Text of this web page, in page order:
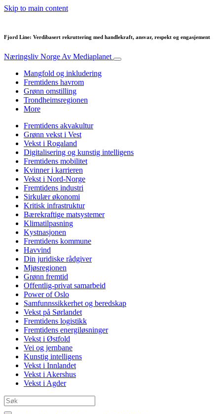
Skip to main content
Fjord Line: Verdibasert rekruttering med handlekraft, ansvar, respekt og engasjement
Næringsliv Norge Av Mediaplanet
Mangfold og inkludering
Fremtidens havrom
Grønn omstilling
Trondheimsregionen
More
Fremtidens akvakultur
Grønn vekst i Vest
Vekst i Rogaland
Digitalisering og kunstig intelligens
Fremtidens mobilitet
Kvinner i karrieren
Vekst i Nord-Norge
Fremtidens industri
Sirkulær økonomi
Kritisk infrastruktur
Bærekraftige matsystemer
Klimatilpasning
Kystnasjonen
Fremtidens kommune
Havvind
Din juridiske rådgiver
Mjøsregionen
Grønn fremtid
Offentlig-privat samarbeid
Power of Oslo
Samfunnssikkerhet og beredskap
Vekst på Sørlandet
Fremtidens logistikk
Fremtidens energiløsninger
Vekst i Østfold
Vei og jernbane
Kunstig intelligens
Vekst i Innlandet
Vekst i Akershus
Vekst i Agder